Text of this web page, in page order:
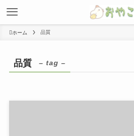
ホーム 品質
品質 – tag –